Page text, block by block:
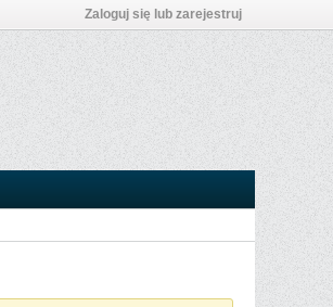
Zaloguj się lub zarejestruj